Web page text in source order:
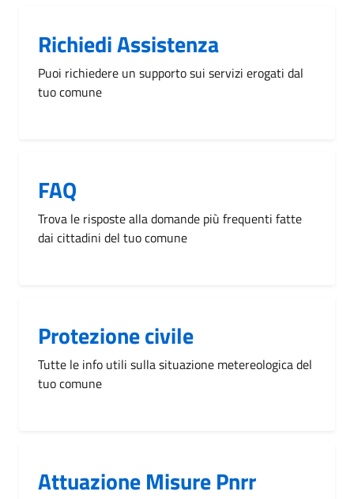
Richiedi Assistenza
Puoi richiedere un supporto sui servizi erogati dal
tuo comune
FAQ
Trova le risposte alla domande più frequenti fatte
dai cittadini del tuo comune
Protezione civile
Tutte le info utili sulla situazione metereologica del
tuo comune
Attuazione Misure Pnrr